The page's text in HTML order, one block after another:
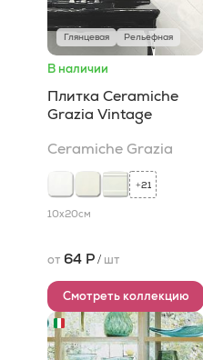
Глянцевая Рельефная
В наличии
Плитка Ceramiche
Grazia Vintage
Ceramiche Grazia
+21
10x20см
от 64 Р/ шт
Смотреть коллекцию